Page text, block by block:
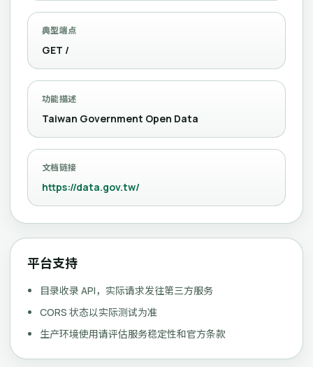
典型端点
GET /
功能描述
Taiwan Government Open Data
文档链接
https://data.gov.tw/
平台支持
目录收录 API，实际请求发往第三方服务
CORS 状态以实际测试为准
生产环境使用请评估服务稳定性和官方条款